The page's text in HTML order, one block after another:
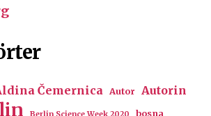
Čemernica Autor Autorin
bosna